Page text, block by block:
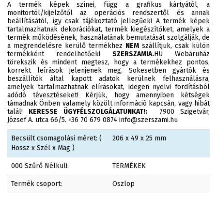
A termék képek színei, függ a grafikus kártyától, a
monitortól/kijelzőtől az operációs rendszertől és annak
beállításától, így csak tájékoztató jellegűek! A termék képek
tartalmazhatnak dekorációkat, termék kiegészítőket, amelyek a
termék működésének, használatának bemutatását szolgálják, de
a megrendelésre kerülő termékhez NEM szállítjuk, csak külön
termékként rendelhetőek! SZERSZAMIA.HU Webáruház
törekszik és mindent megtesz, hogy a termékekhez pontos,
korrekt leírások jelenjenek meg. Sokesetben gyártók és
beszállítók által kapott adatok kerülnek felhasználásra,
amelyek tartalmazhatnak elírásokat, idegen nyelvi fordításból
adódó tévesztéseket! Kérjük, hogy amennyiben kétségek
támadnak Önben valamely közölt információ kapcsán, vagy hibát
talál! KERESSE ÜGYFÉLSZOLGÁLATUNKAT!:7900 Szigetvár,
József A. utca 66/5. +36 70 679 0874 info@szerszami.hu
Becsült csomagolási méret: (
Hossz x Szél x Mag )
206 x 49 x 25 mm
000 Szűrő Nélküli: TERMÉKEK
Termék csoport: Oszlop